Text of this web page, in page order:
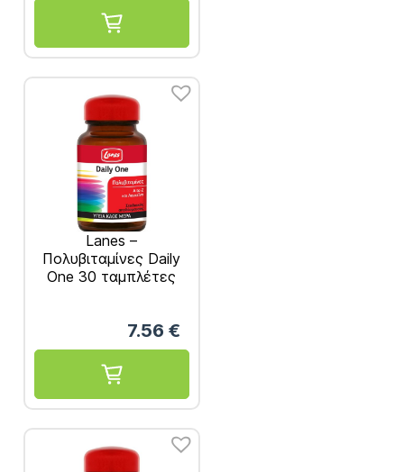
Lanes –
Πολυβιταμίνες Daily
One 30 ταμπλέτες
7.56 €